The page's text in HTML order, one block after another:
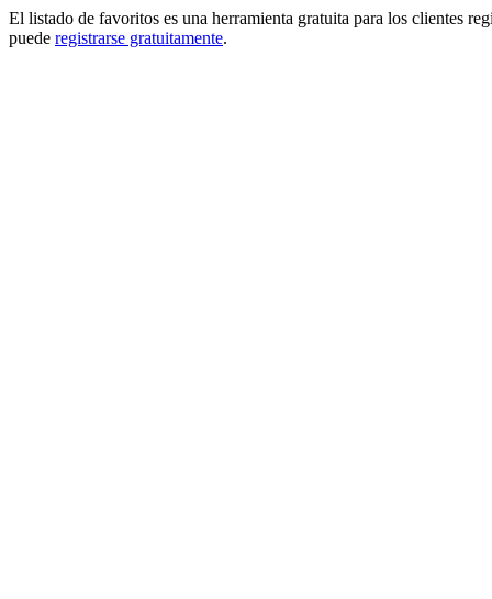
El listado de favoritos es una herramienta gratuita para los clientes
puede registrarse gratuitamente.